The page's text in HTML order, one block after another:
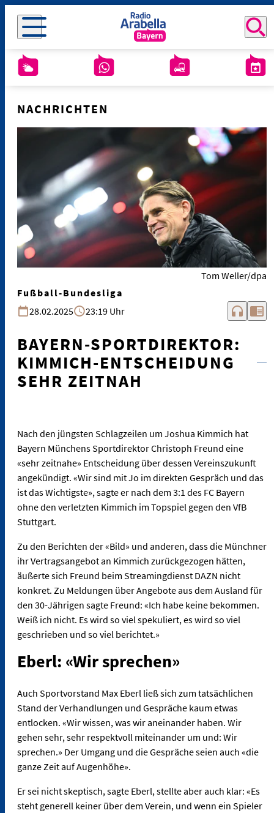
NACHRICHTEN
Tom Weller/dpa
Fußball-Bundesliga
28.02.2025
23:19 Uhr headphones chrome_reader_mode
BAYERN-SPORTDIREKTOR:
KIMMICH-ENTSCHEIDUNG
SEHR ZEITNAH
Nach den jüngsten Schlagzeilen um Joshua Kimmich hat
Bayern Münchens Sportdirektor Christoph Freund eine
«sehr zeitnahe» Entscheidung über dessen Vereinszukunft
angekündigt. «Wir sind mit Jo im direkten Gespräch und das
ist das Wichtigste», sagte er nach dem 3:1 des FC Bayern
ohne den verletzten Kimmich im Topspiel gegen den VfB
Stuttgart.
Zu den Berichten der «Bild» und anderen, dass die Münchner
ihr Vertragsangebot an Kimmich zurückgezogen hätten,
äußerte sich Freund beim Streamingdienst DAZN nicht
konkret. Zu Meldungen über Angebote aus dem Ausland für
den 30-Jährigen sagte Freund: «Ich habe keine bekommen.
Weiß ich nicht. Es wird so viel spekuliert, es wird so viel
geschrieben und so viel berichtet.»
Eberl: «Wir sprechen»
Auch Sportvorstand Max Eberl ließ sich zum tatsächlichen
Stand der Verhandlungen und Gespräche kaum etwas
entlocken. «Wir wissen, was wir aneinander haben. Wir
gehen sehr, sehr respektvoll miteinander um und: Wir
sprechen.» Der Umgang und die Gespräche seien auch «die
ganze Zeit auf Augenhöhe».
Er sei nicht skeptisch, sagte Eberl, stellte aber auch klar: «Es
steht generell keiner über dem Verein, und wenn ein Spieler